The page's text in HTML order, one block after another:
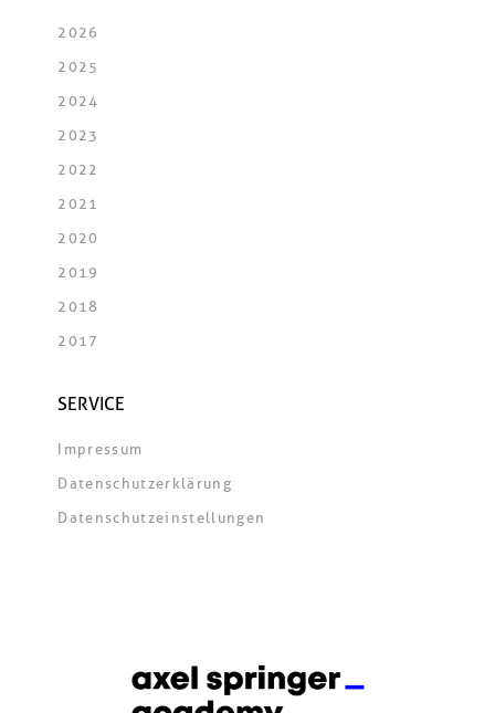
2026
2025
2024
2023
2022
2021
2020
2019
2018
2017
SERVICE
Impressum
Datenschutzerklärung
Datenschutzeinstellungen